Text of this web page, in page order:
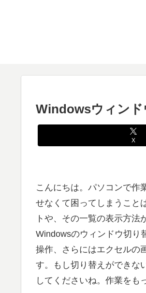
Windowsウィンド
X
こんにちは。パソコンで作
せなくて困ってしまうこと
トや、その一覧の表示方法
Windowsのウィンドウ切り
操作、さらにはエクセルの
す。もし切り替えができな
してくださいね。作業をも